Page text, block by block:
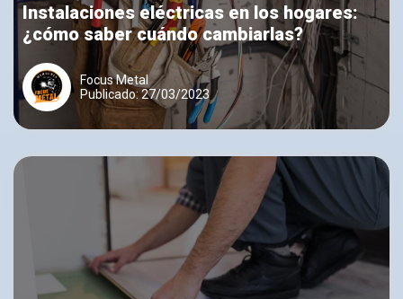
Instalaciones eléctricas en los hogares:
¿cómo saber cuándo cambiarlas?
Focus Metal
Publicado: 27/03/2023